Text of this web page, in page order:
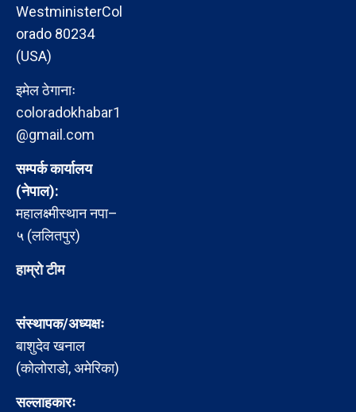
WestministerCol
orado 80234
(USA)
इमेल ठेगानाः
coloradokhabar1
@gmail.com
सम्पर्क कार्यालय
(नेपाल):
महालक्ष्मीस्थान नपा–
५ (ललितपुर)
हाम्रो टीम
संस्थापक/अध्यक्षः
बाशुदेव खनाल
(कोलोराडो, अमेरिका)
सल्लाहकारः